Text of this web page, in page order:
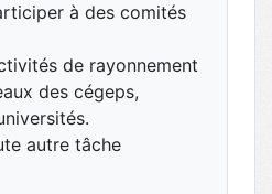
à des comités
de rayonnement
des cégeps,
autre tâche